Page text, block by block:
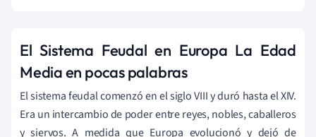
El Sistema Feudal en Europa La Edad
Media en pocas palabras
El sistema feudal comenzó en el siglo VIII y duró hasta el XIV.
Era un intercambio de poder entre reyes, nobles, caballeros
y siervos. A medida que Europa evolucionó y dejó de